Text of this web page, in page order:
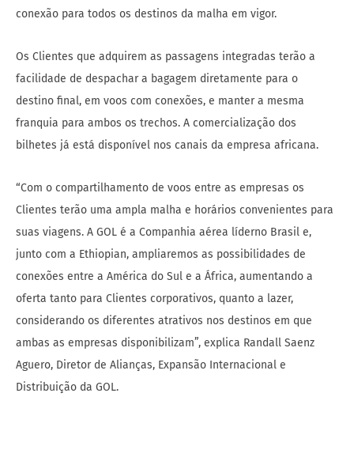
conexão para todos os destinos da malha em vigor.
Os Clientes que adquirem as passagens integradas terão a
facilidade de despachar a bagagem diretamente para o
destino final, em voos com conexões, e manter a mesma
franquia para ambos os trechos. A comercialização dos
bilhetes já está disponível nos canais da empresa africana.
“Com o compartilhamento de voos entre as empresas os
Clientes terão uma ampla malha e horários convenientes para
suas viagens. A GOL é a Companhia aérea líderno Brasil e,
junto com a Ethiopian, ampliaremos as possibilidades de
conexões entre a América do Sul e a África, aumentando a
oferta tanto para Clientes corporativos, quanto a lazer,
considerando os diferentes atrativos nos destinos em que
ambas as empresas disponibilizam”, explica Randall Saenz
Aguero, Diretor de Alianças, Expansão Internacional e
Distribuição da GOL.